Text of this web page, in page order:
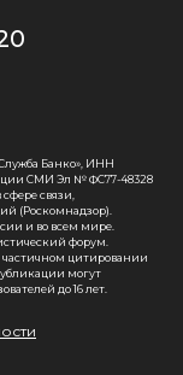
Банко», ИНН
СМИ Эл № ФС77-48328
связи,
(Роскомнадзор).
и во всем мире.
форум.
цитировании
могут
до 16 лет.